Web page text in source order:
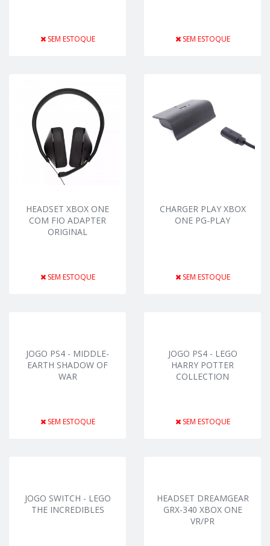
SEM ESTOQUE SEM ESTOQUE
HEADSET XBOX ONE
COM FIO ADAPTER
ORIGINAL
SEM ESTOQUE
CHARGER PLAY XBOX
ONE PG-PLAY
SEM ESTOQUE
JOGO PS4 - MIDDLE-
EARTH SHADOW OF
WAR
SEM ESTOQUE
JOGO PS4 - LEGO
HARRY POTTER
COLLECTION
SEM ESTOQUE
JOGO SWITCH - LEGO
THE INCREDIBLES
HEADSET DREAMGEAR
GRX-340 XBOX ONE
VR/PR